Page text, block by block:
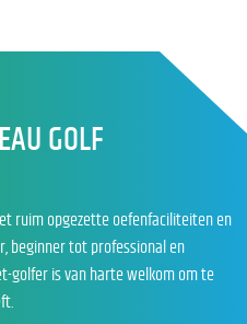
GOLF
ruim opgezette oefenfaciliteiten en
beginner tot professional en
golfer is van harte welkom om te